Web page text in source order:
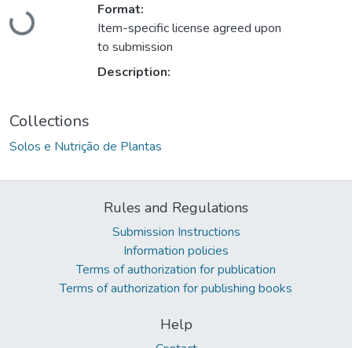
Format:
Item-specific license agreed upon
to submission
Description:
Collections
Solos e Nutrição de Plantas
Rules and Regulations
Submission Instructions
Information policies
Terms of authorization for publication
Terms of authorization for publishing books
Help